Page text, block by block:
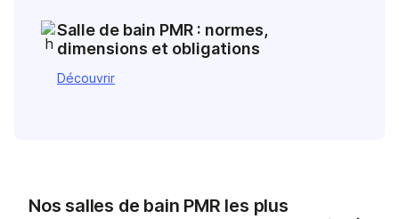
Salle de bain PMR : normes,
dimensions et obligations
Découvrir
Nos salles de bain PMR les plus